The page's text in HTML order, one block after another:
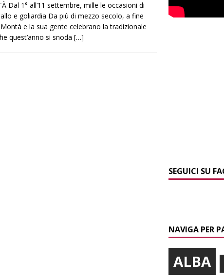
Dal 1° all’11 settembre, mille le occasioni di
e goliardia Da più di mezzo secolo, a fine
e la sua gente celebrano la tradizionale
quest’anno si snoda […]
SEGUICI SU
NAVIGA PER
ALBA